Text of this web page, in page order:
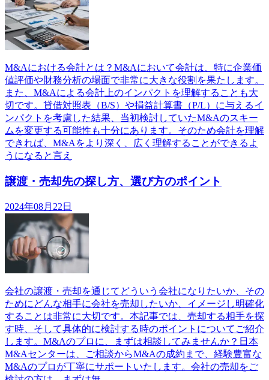
M&Aにおける会計とは？M&Aにおいて会計は、特に企業価
値評価や財務分析の場面で非常に大きな役割を果たします。
また、M&Aによる会計上のインパクトを理解することも大
切です。貸借対照表（B/S）や損益計算書（P/L）に与えるイ
ンパクトを考慮した結果、当初検討していたM&Aのスキー
ムを変更する可能性も十分にあります。そのため会計を理解
できれば、M&Aをより深く、広く理解することができるよ
うになると言え
譲渡・売却先の探し方、選び方のポイント
2024年08月22日
会社の譲渡・売却を通じてどういう会社になりたいか、その
ためにどんな相手に会社を売却したいか、イメージし明確化
することは非常に大切です。本記事では、売却する相手を探
す時、そして具体的に検討する時のポイントについてご紹介
します。M&Aのプロに、まずは相談してみませんか？日本
M&Aセンターは、ご相談からM&Aの成約まで、経験豊富な
M&Aのプロが丁寧にサポートいたします。会社の売却をご